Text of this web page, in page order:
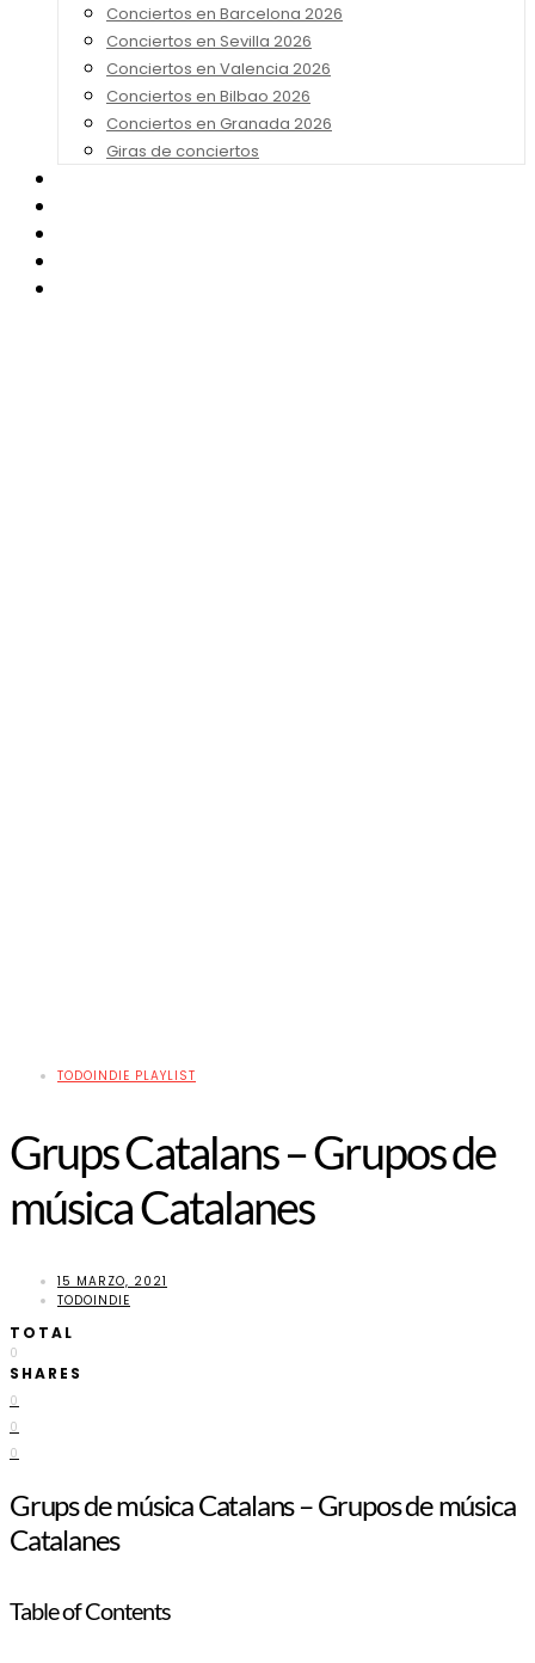
Conciertos en Barcelona 2026
Conciertos en Sevilla 2026
Conciertos en Valencia 2026
Conciertos en Bilbao 2026
Conciertos en Granada 2026
Giras de conciertos
TODOINDIE PLAYLIST
Grups Catalans – Grupos de
música Catalanes
15 MARZO, 2021
TODOINDIE
TOTAL
0
SHARES
0
0
0
Grups de música Catalans – Grupos de música
Catalanes
Table of Contents